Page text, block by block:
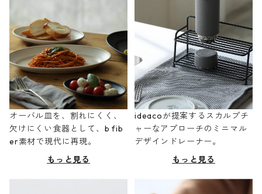
オーバル皿を、割れにくく、
欠けにくい食器として、b fib
er素材で現代に再現。
もっと見る
ideacoが提案するスカルプチ
ャーなアプローチのミニマル
デザインドレーナー。
もっと見る